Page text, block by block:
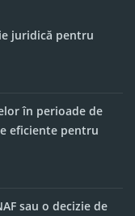
juridică pentru
în perioade de
eficiente pentru
sau o decizie de